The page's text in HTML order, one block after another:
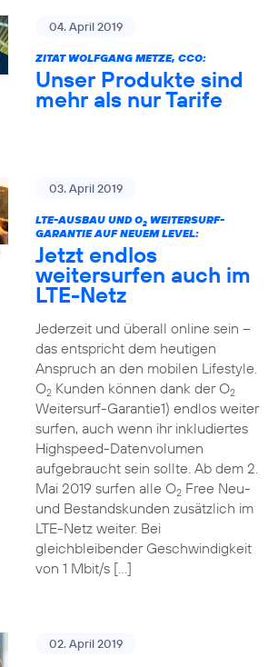
04. April 2019
ZITAT WOLFGANG METZE, CCO:
Unser Produkte sind
mehr als nur Tarife
03. April 2019
LTE-AUSBAU UND O2WEITERSURF-
GARANTIE AUF NEUEM LEVEL:
Jetzt endlos
weitersurfen auch im
LTE-Netz
Jederzeit und überall online sein –
das entspricht dem heutigen
Anspruch an den mobilen Lifestyle.
O2Kunden können dank der O2
Weitersurf-Garantie1) endlos weiter
surfen, auch wenn ihr inkludiertes
Highspeed-Datenvolumen
aufgebraucht sein sollte. Ab dem 2.
Mai 2019 surfen alle O2Free Neu-
und Bestandskunden zusätzlich im
LTE-Netz weiter. Bei
gleichbleibender Geschwindigkeit
von 1 Mbit/s […]
02. April 2019